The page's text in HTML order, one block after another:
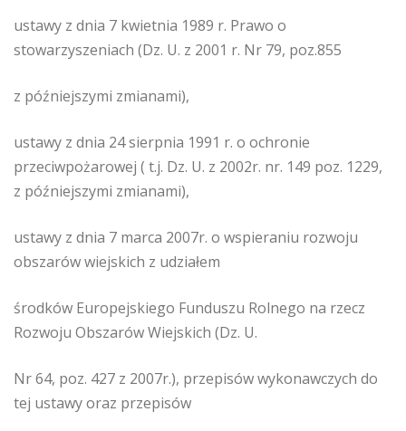
ustawy z dnia 7 kwietnia 1989 r. Prawo o
stowarzyszeniach (Dz. U. z 2001 r. Nr 79, poz.855
z późniejszymi zmianami),
ustawy z dnia 24 sierpnia 1991 r. o ochronie
przeciwpożarowej ( t.j. Dz. U. z 2002r. nr. 149 poz. 1229,
z późniejszymi zmianami),
ustawy z dnia 7 marca 2007r. o wspieraniu rozwoju
obszarów wiejskich z udziałem
środków Europejskiego Funduszu Rolnego na rzecz
Rozwoju Obszarów Wiejskich (Dz. U.
Nr 64, poz. 427 z 2007r.), przepisów wykonawczych do
tej ustawy oraz przepisów